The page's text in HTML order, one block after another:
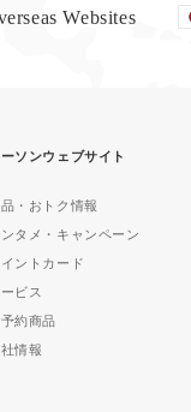
Websites
ーソンウェブサイト
・おトク情報
ンタメ・キャンペーン
ントカード
ビス
予約商品
情報